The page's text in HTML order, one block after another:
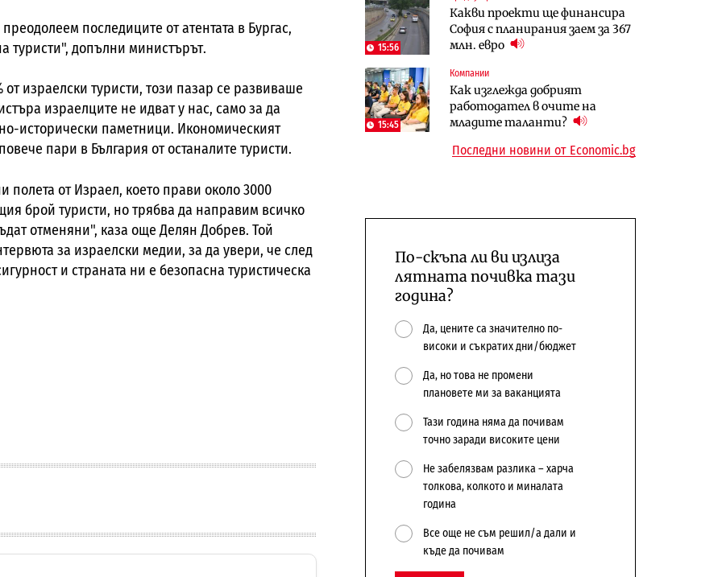
последиците от атентата в Бургас,
туристи", допълни министърът.
израелски туристи, този пазар се развиваше
израелците не идват у нас, само за да
исторически паметници. Икономическият
пари в България от останалите туристи.
полета от Израел, което прави около 3000
брой туристи, но трябва да направим всичко
отменяни", каза още Делян Добрев. Той
за израелски медии, за да увери, че след
и страната ни е безопасна туристическа
15:56
Какви проекти ще финансира
София с планирания заем за 367
млн. евро
15:45
Компании
Как изглежда добрият
работодател в очите на
младите таланти?
бюджетите си
To:know
цените в лева: Какво
предстои?
Компании
технологичните компании и
системните интегратори
Последни новини от Economic.bg
По-скъпа ли ви излиза
лятната почивка тази
година?
Да, цените са значително по-
високи и съкратих дни/бюджет
Да, но това не промени
плановете ми за ваканцията
Тази година няма да почивам
точно заради високите цени
Не забелязвам разлика – харча
толкова, колкото и миналата
година
Все още не съм решил/а дали и
къде да почивам